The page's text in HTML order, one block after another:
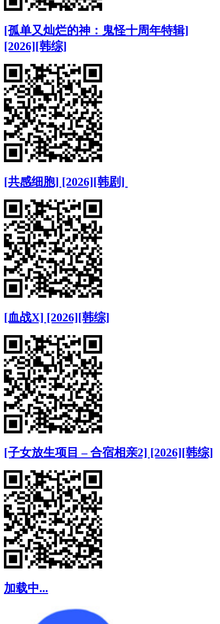
[孤单又灿烂的神：鬼怪十周年特辑]
[2026][韩综]
[共感细胞] [2026][韩剧]
[血战X] [2026][韩综]
[子女放生项目 – 合宿相亲2] [2026][韩综]
加载中...